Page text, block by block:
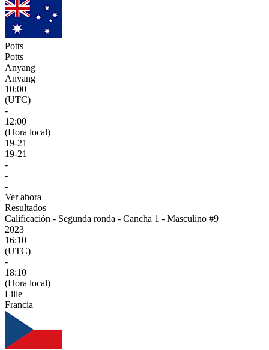
Potts
Potts
Anyang
Anyang
10:00
(UTC)
-
12:00
(Hora local)
19-21
19-21
-
-
-
Ver ahora
Resultados
Calificación - Segunda ronda - Cancha 1 - Masculino #9
2023
16:10
(UTC)
-
18:10
(Hora local)
Lille
Francia